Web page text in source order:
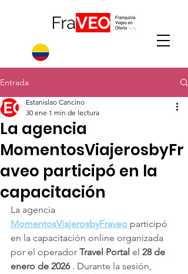
Entrada
La agencia
MomentosViajerosbyFr
aveo participó en la
capacitación
Estanislao Cancino
30 ene 1 min de lectura
La agencia
MomentosViajerosbyFraveo participó
en la capacitación online organizada
por el operador Travel Portal el 28 de
enero de 2026 . Durante la sesión,